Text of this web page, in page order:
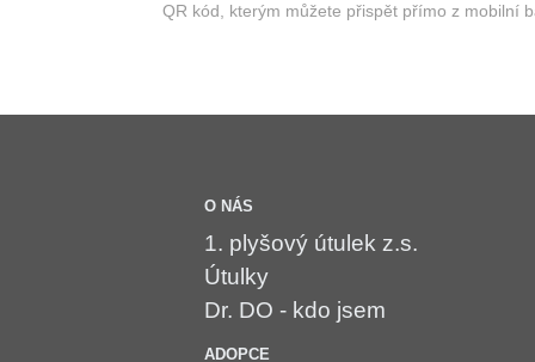
QR kód, kterým můžete přispět přímo z mobilní
O NÁS
1. plyšový útulek z.s.
Útulky
Dr. DO - kdo jsem
ADOPCE